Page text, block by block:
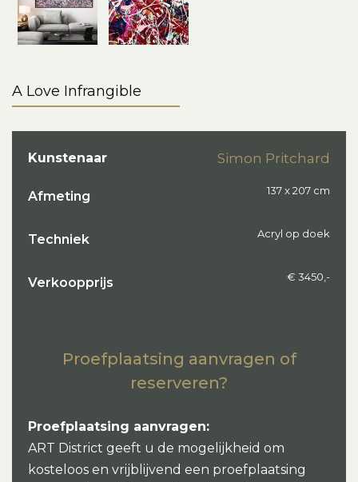
A Love Infrangible
Kunstenaar Simon Pritchard
Afmeting 137 x 207 cm
Techniek Acryl op doek
Verkoopprijs € 3450,-
Proefplaatsing aanvragen of
reserveren?
Proefplaatsing aanvragen:
ART District geeft u de mogelijkheid om
kosteloos en vrijblijvend een proefplaatsing